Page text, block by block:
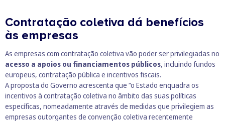
Contratação coletiva dá benefícios
às empresas
As empresas com contratação coletiva vão poder ser privilegiadas no
acesso a apoios ou financiamentos públicos, incluindo fundos
europeus, contratação pública e incentivos fiscais.
A proposta do Governo acrescenta que “o Estado enquadra os
incentivos à contratação coletiva no âmbito das suas políticas
específicas, nomeadamente através de medidas que privilegiem as
empresas outorgantes de convenção coletiva recentemente